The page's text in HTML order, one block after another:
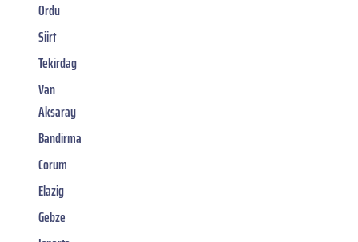
Ordu
Siirt
Tekirdag
Van
Aksaray
Bandirma
Corum
Elazig
Gebze